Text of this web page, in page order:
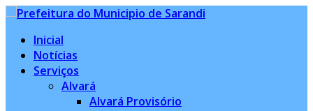
Inicial
Notícias
Serviços
Alvará
Alvará Provisório